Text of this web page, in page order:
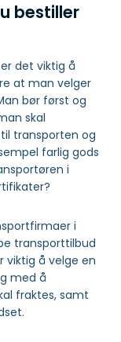
bestiller
det viktig å
at man velger
bør først og
skal
transporten og
farlig gods
i
i
transporttilbud
viktig å velge en
med å
fraktes, samt